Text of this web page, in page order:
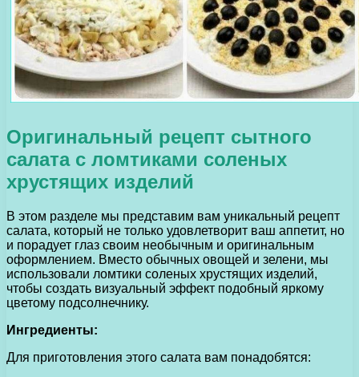
Оригинальный рецепт сытного
салата с ломтиками соленых
хрустящих изделий
В этом разделе мы представим вам уникальный рецепт
салата, который не только удовлетворит ваш аппетит, но
и порадует глаз своим необычным и оригинальным
оформлением. Вместо обычных овощей и зелени, мы
использовали ломтики соленых хрустящих изделий,
чтобы создать визуальный эффект подобный яркому
цветому подсолнечнику.
Ингредиенты:
Для приготовления этого салата вам понадобятся: